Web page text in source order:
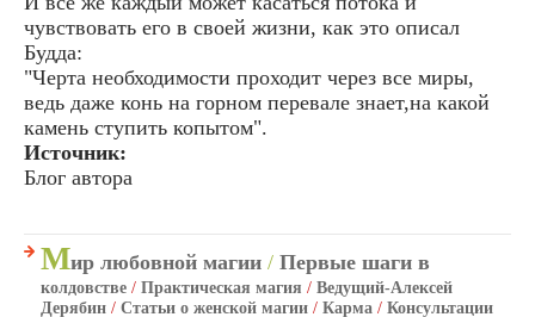
чувствовать его в своей жизни, как это описал
Будда:
"Черта необходимости проходит через все миры,
ведь даже конь на горном перевале знает,на какой
камень ступить копытом".
Источник:
Блог автора
Мир любовной магии / Первые шаги в
колдовстве / Практическая магия / Ведущий-Алексей
Дерябин / Статьи о женской магии / Карма / Консультации